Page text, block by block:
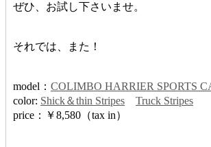
ぜひ、お試し下さいませ。
それでは、また！
model： COLIMBO HARRIER SPORTS
color: Shick＆thin Stripes
Truck Stripes
price：￥8,580（tax in）